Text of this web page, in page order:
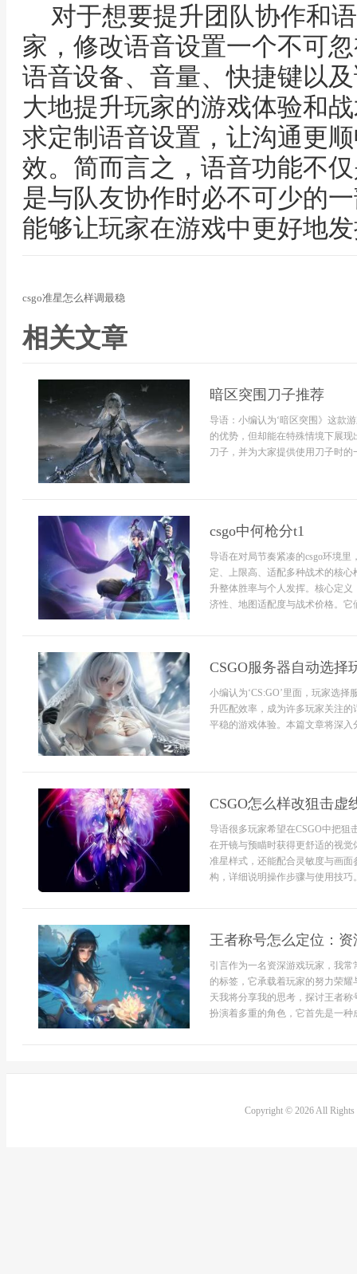
对于想要提升团队协作和
家，修改语音设置一个不可
语音设备、音量、快捷键以
大地提升玩家的游戏体验和
求定制语音设置，让沟通更
效。简而言之，语音功能不
是与队友协作时必不可少的
能够让玩家在游戏中更好地
csgo准星怎么样调最稳
相关文章
暗区突围刀子推荐
导语：小编认为‘暗区突围》这款
的优势，但却能在特殊情境下展
刀子，并为大家提供使用刀子时
csgo中何枪分t1
导语在对局节奏紧凑的csgo环境
定、上限高、适配多种战术的核
升整体胜率与个人发挥。核心定
济性、地图适配度与战术价格。它
CSGO服务器自动选择
小编认为‘CS:GO’里面，玩家选
升匹配效率，成为许多玩家关注
平稳的游戏体验。本篇文章将深入
CSGO怎么样改狙击虚
导语很多玩家希望在CSGO中把狙
在开镜与预瞄时获得更舒适的视
准星样式，还能配合灵敏度与画
构，详细说明操作步骤与使用技巧
王者称号怎么定位：
引言作为一名资深游戏玩家，我
的标签，它承载着玩家的努力荣
天我将分享我的思考，探讨王者
扮演着多重的角色，它首先是一种
Copyright © 2026 All